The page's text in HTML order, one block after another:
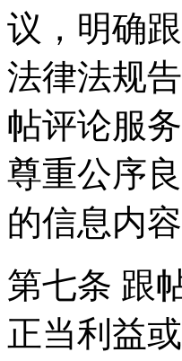
议，明确
法律法规
帖评论服
尊重公序
的信息内容
第七条 跟
正当利益